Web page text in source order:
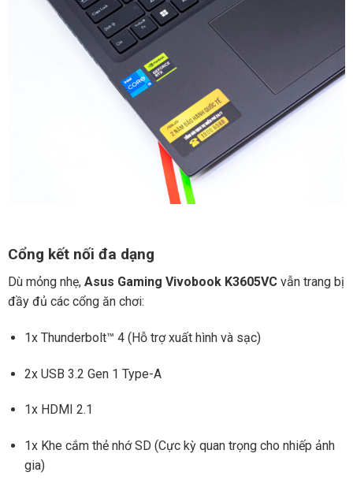
Cổng kết nối đa dạng
Dù mỏng nhẹ, Asus Gaming Vivobook K3605VCvẫn trang bị
đầy đủ các cổng ăn chơi:
1x Thunderbolt™ 4 (Hỗ trợ xuất hình và sạc)
2x USB 3.2 Gen 1 Type-A
1x HDMI 2.1
1x Khe cắm thẻ nhớ SD (Cực kỳ quan trọng cho nhiếp ảnh
gia)